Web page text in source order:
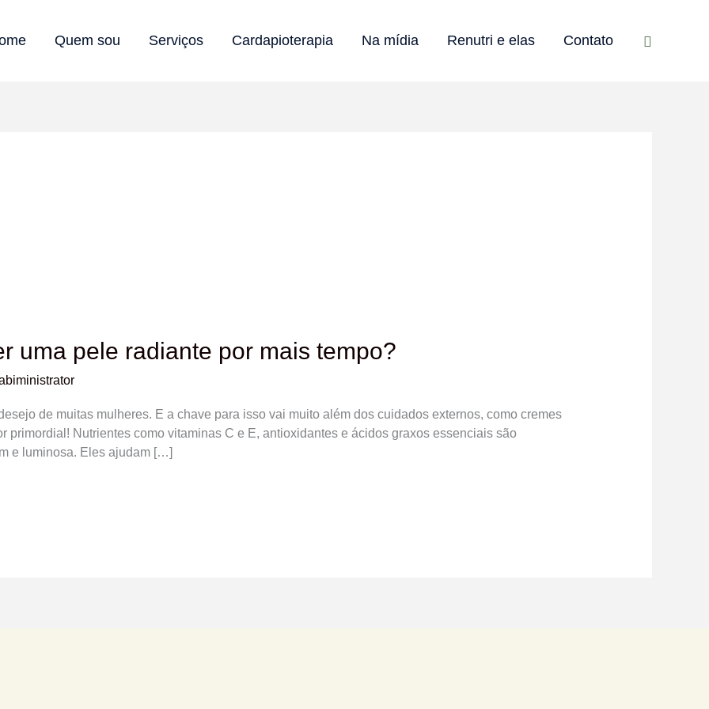
Quem sou Serviços Cardapioterapia Na mídia Renutri e elas Contato Pesquisar
uma pele radiante por mais tempo?
de muitas mulheres. E a chave para isso vai muito além dos cuidados externos, como cremes
primordial! Nutrientes como vitaminas C e E, antioxidantes e ácidos graxos essenciais são
e luminosa. Eles ajudam […]